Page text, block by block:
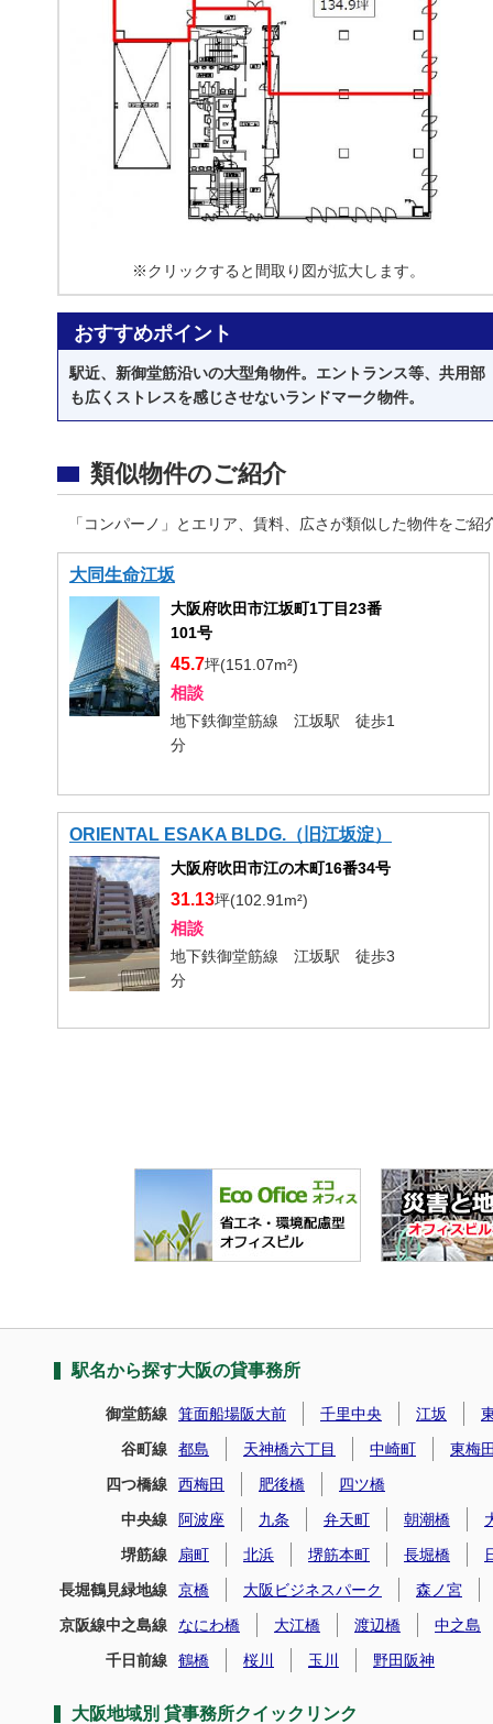
※クリックすると間取り図が拡大します。
おすすめポイント
駅近、新御堂筋沿いの大型角物件。エントランス等、共用部
も広くストレスを感じさせないランドマーク物件。
類似物件のご紹介
「コンパーノ」とエリア、賃料、広さが類似した物件をご紹
大同生命江坂
大阪府吹田市江坂町1丁目23番
101号
45.7坪(151.07m²)
相談
地下鉄御堂筋線 江坂駅 徒歩1
分
ORIENTAL ESAKA BLDG.（旧江坂淀）
大阪府吹田市江の木町16番34号
31.13坪(102.91m²)
相談
地下鉄御堂筋線 江坂駅 徒歩3
分
駅名から探す大阪の貸事務所
御堂筋線 箕面船場阪大前 千里中央 江坂
谷町線
都島 天神橋六丁目 中崎町
東梅
四つ橋線
西梅田 肥後橋
四ツ橋
中央線
阿波座 九条 弁天町 朝潮橋
堺筋線
扇町 北浜 堺筋本町 長堀橋
長堀鶴見緑地線
京橋 大阪ビジネスパーク
森ノ宮
京阪線中之島線
なにわ橋 大江橋 渡辺橋
中之島
千日前線
鶴橋 桜川 玉川 野田阪神
大阪地域別 貸事務所クイックリンク